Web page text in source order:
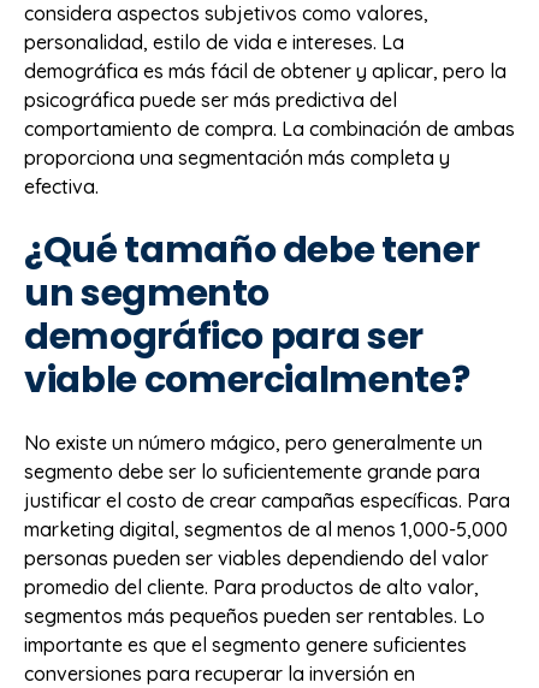
considera aspectos subjetivos como valores,
personalidad, estilo de vida e intereses. La
demográfica es más fácil de obtener y aplicar, pero la
psicográfica puede ser más predictiva del
comportamiento de compra. La combinación de ambas
proporciona una segmentación más completa y
efectiva.
¿Qué tamaño debe tener
un segmento
demográfico para ser
viable comercialmente?
No existe un número mágico, pero generalmente un
segmento debe ser lo suficientemente grande para
justificar el costo de crear campañas específicas. Para
marketing digital, segmentos de al menos 1,000-5,000
personas pueden ser viables dependiendo del valor
promedio del cliente. Para productos de alto valor,
segmentos más pequeños pueden ser rentables. Lo
importante es que el segmento genere suficientes
conversiones para recuperar la inversión en